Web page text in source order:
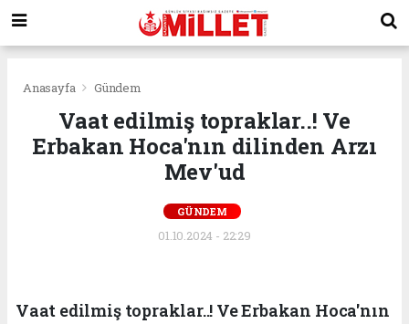
Anasayfa Gündem
Vaat edilmiş topraklar..! Ve
Erbakan Hoca'nın dilinden Arzı
Mev'ud
GÜNDEM
01.10.2024 - 22:29
Vaat edilmiş topraklar..! Ve Erbakan Hoca'nın